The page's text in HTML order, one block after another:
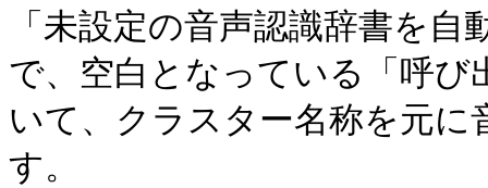
「未設定の音声認識辞書を
で、空白となっている「呼
いて、クラスター名称を元に
す。